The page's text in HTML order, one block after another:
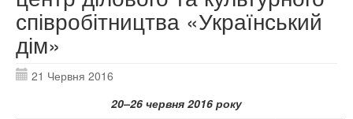
співробітництва «Український
дім»
21 Червня 2016
20–26 червня 2016 року